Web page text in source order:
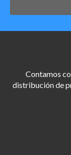
Contamos
distribución de